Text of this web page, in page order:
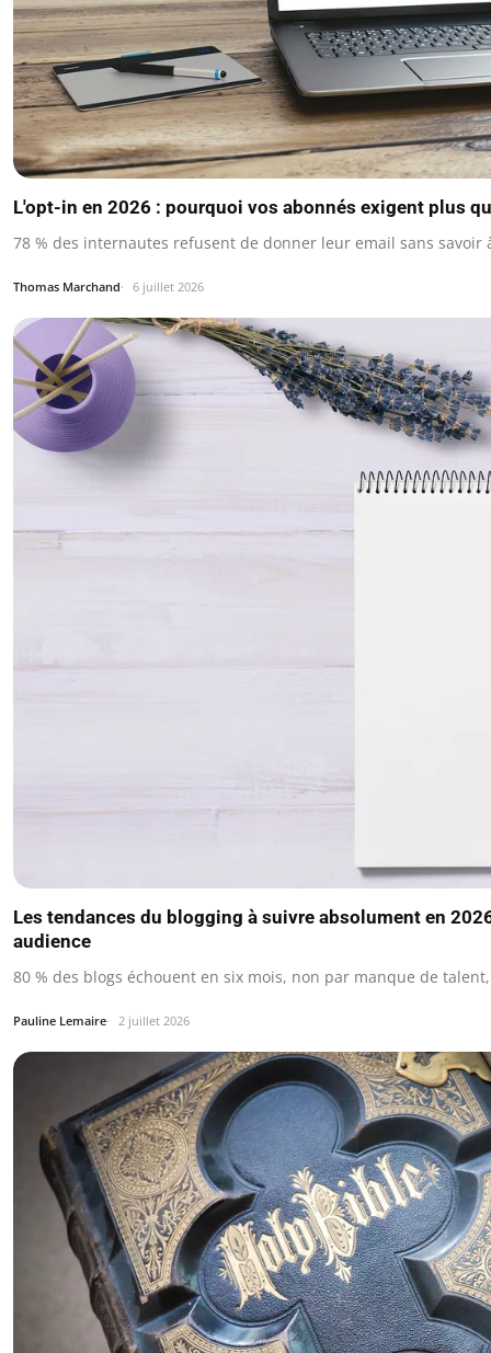
L'opt-in en 2026 : pourquoi vos abonnés exigent plus
78 % des internautes refusent de donner leur email sans savoir
Thomas Marchand 6 juillet 2026
Les tendances du blogging à suivre absolument en
audience
80 % des blogs échouent en six mois, non par manque de
Pauline Lemaire 2 juillet 2026